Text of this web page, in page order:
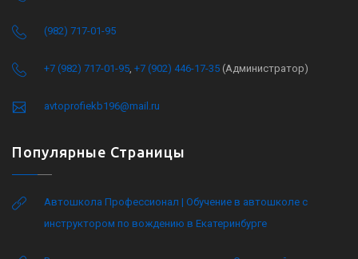
(982) 717-01-95
+7 (982) 717-01-95 +7 (902) 446-17-35 (Администратор)
avtoprofiekb196@mail.ru
Популярные Страницы
Автошкола Профессионал | Обучение в автошколе с
инструктором по вождению в Екатеринбурге